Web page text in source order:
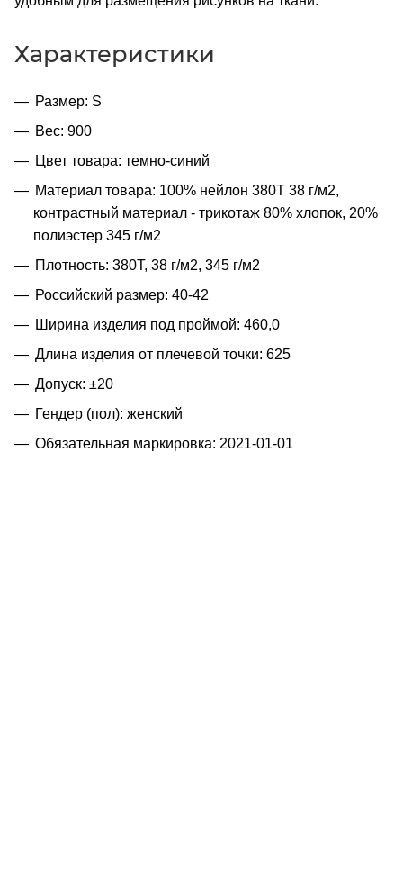
Характеристики
Размер: S
Вес: 900
Цвет товара: темно-синий
Материал товара: 100% нейлон 380T 38 г/м2,
контрастный материал - трикотаж 80% хлопок, 20%
полиэстер 345 г/м2
Плотность: 380T, 38 г/м2, 345 г/м2
Российский размер: 40-42
Ширина изделия под проймой: 460,0
Длина изделия от плечевой точки: 625
Допуск: ±20
Гендер (пол): женский
Обязательная маркировка: 2021-01-01